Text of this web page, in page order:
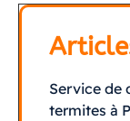
Service de
termites à